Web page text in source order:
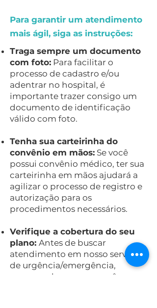
Para garantir um atendimento
mais ágil, siga as instruções:
Traga sempre um documento
com foto: Para facilitar o
processo de cadastro e/ou
adentrar no hospital, é
importante trazer consigo um
documento de identificação
válido com foto.
Tenha sua carteirinha do
convênio em mãos: Se você
possui convênio médico, ter sua
carteirinha em mãos ajudará a
agilizar o processo de registro e
autorização para os
procedimentos necessários.
Verifique a cobertura do seu
plano: Antes de buscar
atendimento em nosso serviço
de urgência/emergência,
recomendamos que você